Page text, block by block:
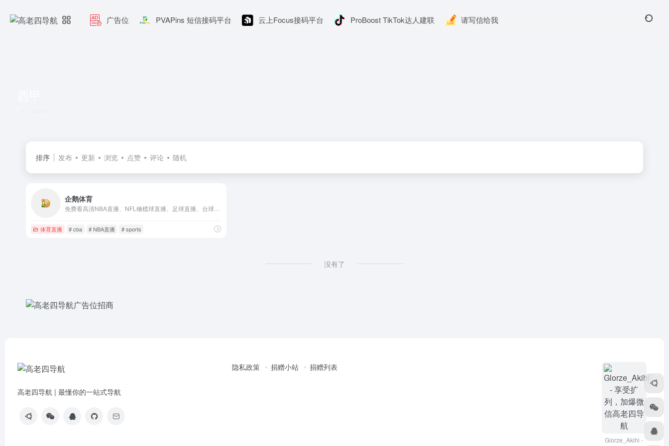
广告位 PVAPins 短信接码平台 云上Focus接码平台 ProBoost TikTok达人建联 请写信给我
排序 发布 更新 浏览 点赞 评论 随机
企鹅体育
体育直播 # cba # NBA直播 # sports
没有了
高老四导航 | 最懂你的一站式导航
隐私政策 捐赠小站 捐赠列表
Glorze_Akihi -